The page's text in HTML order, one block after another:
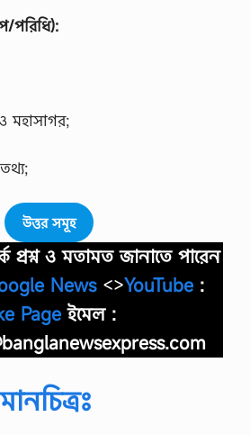
পরিধি):
মহাসাগর;
উত্তর সমূহ
প্রশ্ন ও মতামত জানাতে পারেন
News<>YouTube :
Page ইমেল :